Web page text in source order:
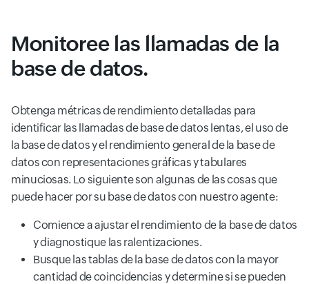
Monitoree las llamadas de la
base de datos.
Obtenga métricas de rendimiento detalladas para
identificar las llamadas de base de datos lentas, el uso de
la base de datos y el rendimiento general de la base de
datos con representaciones gráficas y tabulares
minuciosas. Lo siguiente son algunas de las cosas que
puede hacer por su base de datos con nuestro agente:
Comience a ajustar el rendimiento de la base de datos
y diagnostique las ralentizaciones.
Busque las tablas de la base de datos con la mayor
cantidad de coincidencias y determine si se pueden